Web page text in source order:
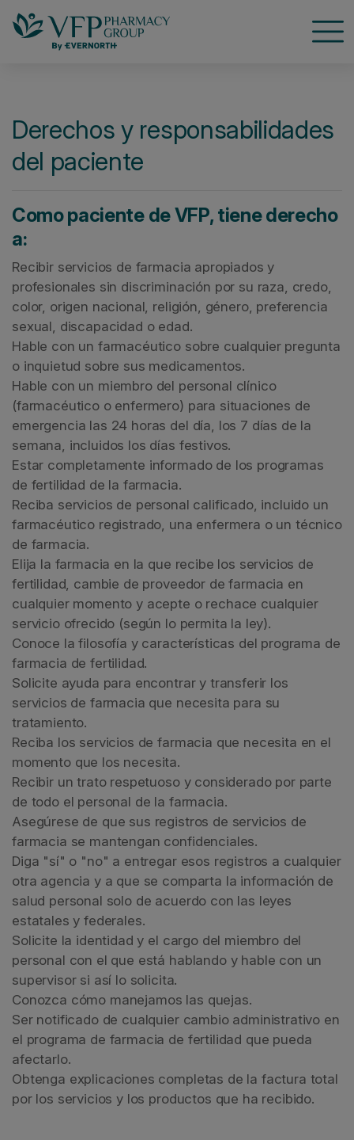
Derechos y responsabilidades
del paciente
Como paciente de VFP, tiene derecho
a:
Recibir servicios de farmacia apropiados y
profesionales sin discriminación por su raza, credo,
color, origen nacional, religión, género, preferencia
sexual, discapacidad o edad.
Hable con un farmacéutico sobre cualquier pregunta
o inquietud sobre sus medicamentos.
Hable con un miembro del personal clínico
(farmacéutico o enfermero) para situaciones de
emergencia las 24 horas del día, los 7 días de la
semana, incluidos los días festivos.
Estar completamente informado de los programas
de fertilidad de la farmacia.
Reciba servicios de personal calificado, incluido un
farmacéutico registrado, una enfermera o un técnico
de farmacia.
Elija la farmacia en la que recibe los servicios de
fertilidad, cambie de proveedor de farmacia en
cualquier momento y acepte o rechace cualquier
servicio ofrecido (según lo permita la ley).
Conoce la filosofía y características del programa de
farmacia de fertilidad.
Solicite ayuda para encontrar y transferir los
servicios de farmacia que necesita para su
tratamiento.
Reciba los servicios de farmacia que necesita en el
momento que los necesita.
Recibir un trato respetuoso y considerado por parte
de todo el personal de la farmacia.
Asegúrese de que sus registros de servicios de
farmacia se mantengan confidenciales.
Diga "sí" o "no" a entregar esos registros a cualquier
otra agencia y a que se comparta la información de
salud personal solo de acuerdo con las leyes
estatales y federales.
Solicite la identidad y el cargo del miembro del
personal con el que está hablando y hable con un
supervisor si así lo solicita.
Conozca cómo manejamos las quejas.
Ser notificado de cualquier cambio administrativo en
el programa de farmacia de fertilidad que pueda
afectarlo.
Obtenga explicaciones completas de la factura total
por los servicios y los productos que ha recibido.